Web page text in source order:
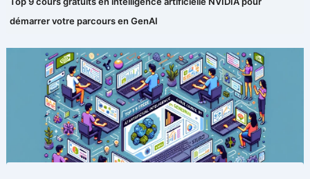
démarrer votre parcours en GenAI